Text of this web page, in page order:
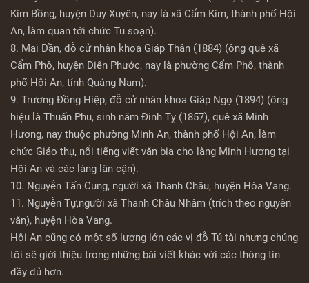
Kim Bồng, huyện Duy Xuyên, nay là xã Cẩm Kim, thành phố Hội
An, làm quan tới chức Tu soạn).
8. Mai Dần, đỗ cử nhân khoa Giáp Thân (1884) (ông quê xã
Cẩm Phô, huyện Diên Phước, nay là phường Cẩm Phô, thành
phố Hội An, tỉnh Quảng Nam).
9. Trương Đồng Hiệp, đỗ cử nhân khoa Giáp Ngọ (1894) (ông
hiệu là Thuấn Phu, sinh năm Đinh Tỵ (1857), quê xã Minh
Hương, nay thuộc phường Minh An, thành phố Hội An, làm
chức Giáo thụ, nổi tiếng viết văn bia cho làng Minh Hương tại
Hội An và các làng lân cận).
10. Nguyễn Tấn Cung, người xã Thanh Châu, huyện Hòa Vang.
11. Nguyễn Tự,người xã Thanh Châu Nhâm (trích theo nguyên
văn), huyện Hòa Vang.
Hội An cũng có một số lượng lớn các vị đỗ Tú tài nhưng chúng
tôi sẽ giới thiệu trong những bài viết khác với các thông tin
đầy đủ hơn.